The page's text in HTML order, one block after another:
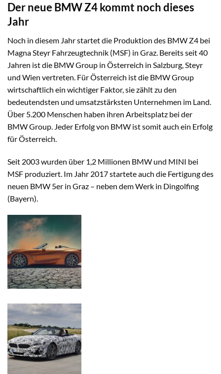
Der neue BMW Z4 kommt noch dieses
Jahr
Noch in diesem Jahr startet die Produktion des BMW Z4 bei
Magna Steyr Fahrzeugtechnik (MSF) in Graz. Bereits seit 40
Jahren ist die BMW Group in Österreich in Salzburg, Steyr
und Wien vertreten. Für Österreich ist die BMW Group
wirtschaftlich ein wichtiger Faktor, sie zählt zu den
bedeutendsten und umsatzstärksten Unternehmen im Land.
Über 5.200 Menschen haben ihren Arbeitsplatz bei der
BMW Group. Jeder Erfolg von BMW ist somit auch ein Erfolg
für Österreich.
Seit 2003 wurden über 1,2 Millionen BMW und MINI bei
MSF produziert. Im Jahr 2017 startete auch die Fertigung des
neuen BMW 5er in Graz – neben dem Werk in Dingolfing
(Bayern).